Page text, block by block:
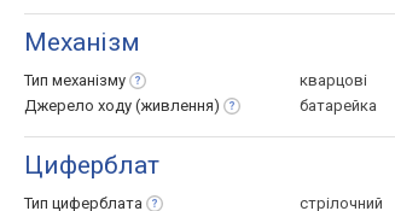
Механізм
Тип механізму
кварцові
Джерело ходу (живлення) батарейка
Циферблат
Тип циферблата
стрілочний